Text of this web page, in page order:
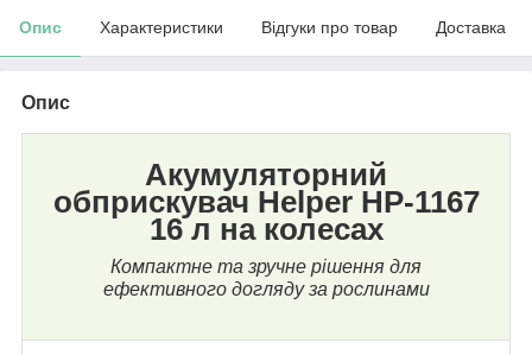
Опис Характеристики Відгуки про товар Доставка
Опис
Акумуляторний
обприскувач Helper HP-1167
16 л на колесах
Компактне та зручне рішення для
ефективного догляду за рослинами